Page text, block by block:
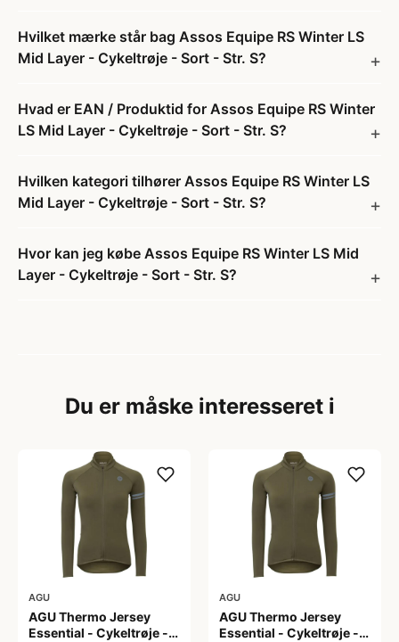
Hvilket mærke står bag Assos Equipe RS Winter LS
Mid Layer - Cykeltrøje - Sort - Str. S?
Hvad er EAN / Produktid for Assos Equipe RS Winter
LS Mid Layer - Cykeltrøje - Sort - Str. S?
Hvilken kategori tilhører Assos Equipe RS Winter LS
Mid Layer - Cykeltrøje - Sort - Str. S?
Hvor kan jeg købe Assos Equipe RS Winter LS Mid
Layer - Cykeltrøje - Sort - Str. S?
Du er måske interesseret i
AGU
AGU Thermo Jersey
Essential - Cykeltrøje -
AGU
AGU Thermo Jersey
Essential - Cykeltrøje -